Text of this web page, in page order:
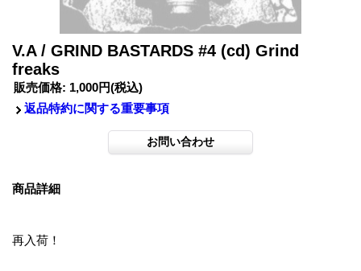
V.A / GRIND BASTARDS #4 (cd) Grind
freaks
販売価格: 1,000円(税込)
返品特約に関する重要事項
商品詳細
再入荷！